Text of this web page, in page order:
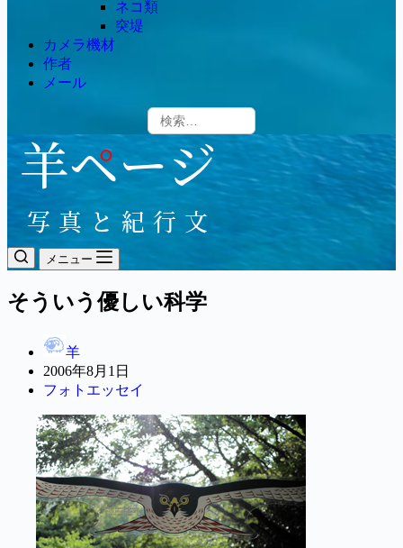
ネコ類
突堤
カメラ機材
作者
メール
メニュー
そういう優しい科学
羊
2006年8月1日
フォトエッセイ